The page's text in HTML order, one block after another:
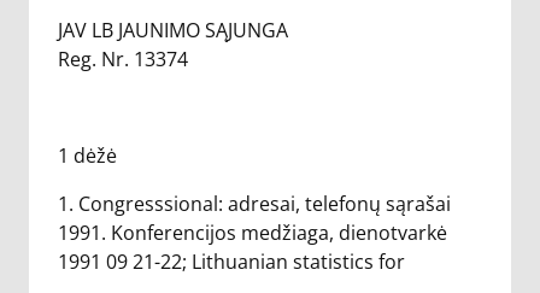
News & Events
JAV LB JAUNIMO SĄJUNGA
Reg. Nr. 13374
1 dėžė
1. Congresssional: adresai, telefonų sąrašai
1991. Konferencijos medžiaga, dienotvarkė
1991 09 21-22; Lithuanian statistics for